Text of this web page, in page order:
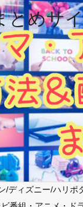
とめサ
/ディズニー/ハリポ